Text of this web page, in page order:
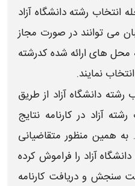
انتخاب رشته دانشگاه آزاد
می توانند در صورت مجاز
محل های ارائه شده کدرشته
انتخاب نمایند.
رشته دانشگاه آزاد از طریق
آزاد در کارنامه نتایج
به همین منظور متقاضیانی
آزاد را فراموش کرده
سنجش و دریافت کارنامه